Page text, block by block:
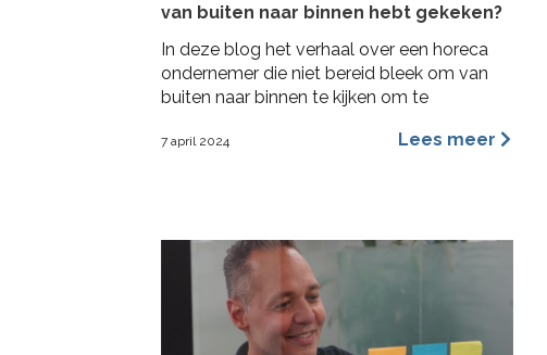
van buiten naar binnen hebt gekeken?
In deze blog het verhaal over een horeca
ondernemer die niet bereid bleek om van
buiten naar binnen te kijken om te
7 april 2024 Lees meer